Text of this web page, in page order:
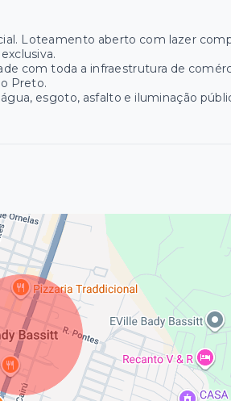
Loteamento aberto com lazer
com toda a infraestrutura de
Preto.
esgoto, asfalto e iluminação